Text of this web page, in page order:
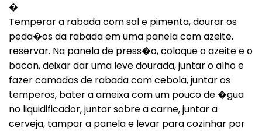
�
Temperar a rabada com sal e pimenta, dourar os
peda�os da rabada em uma panela com azeite,
reservar. Na panela de press�o, coloque o azeite e o
bacon, deixar dar uma leve dourada, juntar o alho e
fazer camadas de rabada com cebola, juntar os
temperos, bater a ameixa com um pouco de �gua
no liquidificador, juntar sobre a carne, juntar a
cerveja, tampar a panela e levar para cozinhar por